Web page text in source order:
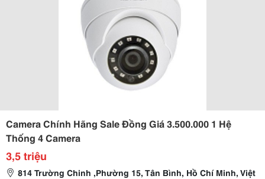
Camera Chính Hãng Sale Đồng Giá 3.500.000 1 Hệ
Thống 4 Camera
3,5 triệu
814 Trường Chinh ,Phường 15, Tân Bình, Hồ Chí Minh, Việt